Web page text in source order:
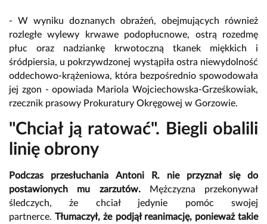
- W wyniku doznanych obrażeń, obejmujących również
rozległe wylewy krwawe podopłucnowe, ostrą rozedmę
płuc oraz nadziankę krwotoczną tkanek miękkich i
śródpiersia, u pokrzywdzonej wystąpiła ostra niewydolność
oddechowo-krążeniowa, która bezpośrednio spowodowała
jej zgon - opowiada Mariola Wojciechowska-Grześkowiak,
rzecznik prasowy Prokuratury Okręgowej w Gorzowie.
"Chciał ją ratować". Biegli obalili
linię obrony
Podczas przesłuchania Antoni R. nie przyznał się do
postawionych mu zarzutów.Mężczyzna przekonywał
śledczych, że chciał jedynie pomóc swojej
partnerce.Tłumaczył, że podjął reanimację, ponieważ takie